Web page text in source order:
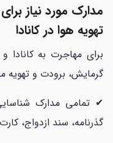
مدارک مورد نیاز
تهویه هوا در کانادا
برای مهاجرت به
گرمایش، برودت و تهویه
✔ تمامی مدارک
گذرنامه، سند ازدواج،